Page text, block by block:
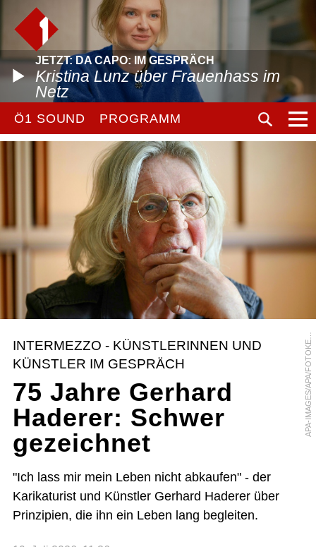
JETZT: DA CAPO: IM GESPRÄCH
Kristina Lunz über Frauenhass im
Netz
Ö1 SOUND PROGRAMM
A
P
A
-
I
M
A
G
E
S
/
A
P
A
/
F
O
T
O
K
E
R
S
C
H
I
INTERMEZZO - KÜNSTLERINNEN UND
KÜNSTLER IM GESPRÄCH
75 Jahre Gerhard
Haderer: Schwer
gezeichnet
"Ich lass mir mein Leben nicht abkaufen" - der
Karikaturist und Künstler Gerhard Haderer über
Prinzipien, die ihn ein Leben lang begleiten.